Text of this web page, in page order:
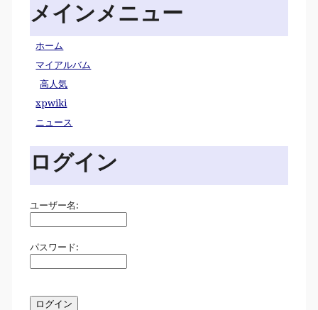
メインメニュー
ホーム
マイアルバム
高人気
xpwiki
ニュース
ログイン
ユーザー名:
パスワード: